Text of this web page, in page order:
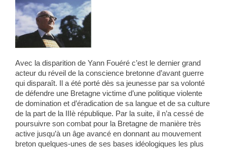
Avec la disparition de Yann Fouéré c’est le dernier grand
acteur du réveil de la conscience bretonne d’avant guerre
qui disparaît. Il a été porté dès sa jeunesse par sa volonté
de défendre une Bretagne victime d’une politique violente
de domination et d’éradication de sa langue et de sa culture
de la part de la IIIè république. Par la suite, il n’a cessé de
poursuivre son combat pour la Bretagne de manière très
active jusqu’à un âge avancé en donnant au mouvement
breton quelques-unes de ses bases idéologiques les plus